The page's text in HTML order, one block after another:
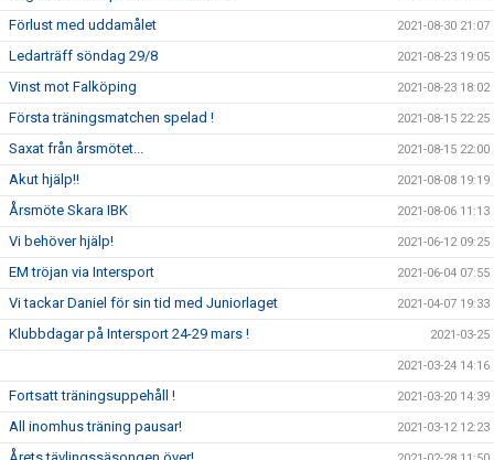
Förlust med uddamålet 2021-08-30 21:07
Ledarträff söndag 29/8 2021-08-23 19:05
Vinst mot Falköping 2021-08-23 18:02
Första träningsmatchen spelad ! 2021-08-15 22:25
Saxat från årsmötet... 2021-08-15 22:00
Akut hjälp!! 2021-08-08 19:19
Årsmöte Skara IBK 2021-08-06 11:13
Vi behöver hjälp! 2021-06-12 09:25
EM tröjan via Intersport 2021-06-04 07:55
Vi tackar Daniel för sin tid med Juniorlaget 2021-04-07 19:33
Klubbdagar på Intersport 24-29 mars ! 2021-03-25
2021-03-24 14:16
Fortsatt träningsuppehåll ! 2021-03-20 14:39
All inomhus träning pausar! 2021-03-12 12:23